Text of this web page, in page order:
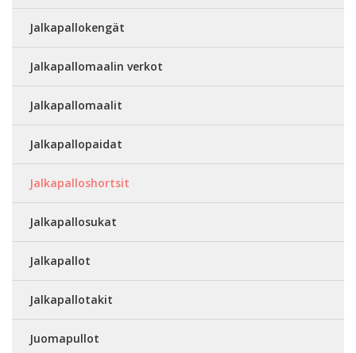
Jalkapallokengät
Jalkapallomaalin verkot
Jalkapallomaalit
Jalkapallopaidat
Jalkapalloshortsit
Jalkapallosukat
Jalkapallot
Jalkapallotakit
Juomapullot